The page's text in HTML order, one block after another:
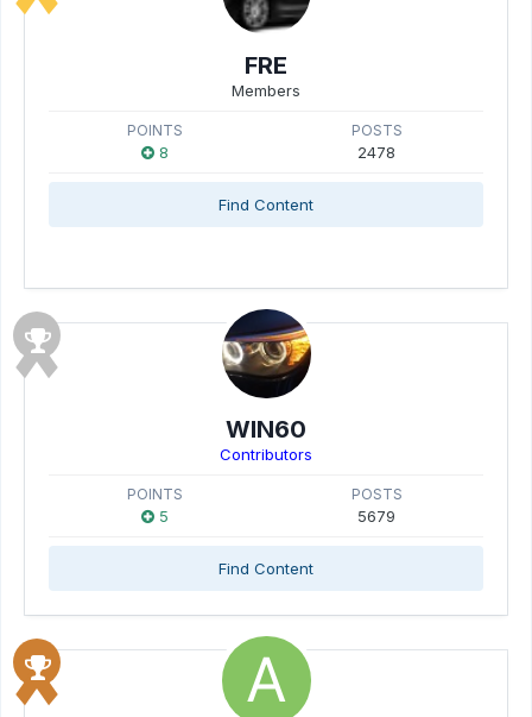
FRE
Members
POINTS
8
POSTS
2478
Find Content
WIN60
Contributors
POINTS
5
POSTS
5679
Find Content